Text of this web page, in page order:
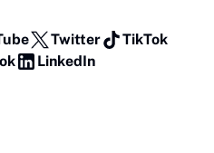
Twitter
TikTok
LinkedIn